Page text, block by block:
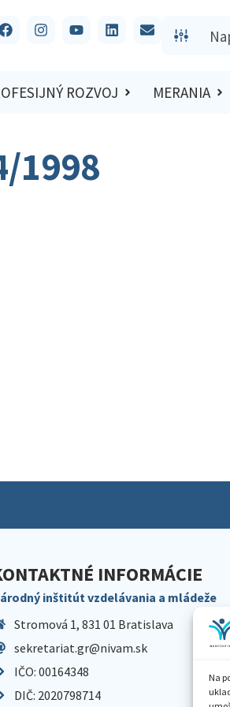
Na
ROZVOJ MERANIA
1998
INFORMÁCIE
inštitút vzdelávania a mládeže
Stromová 1, 831 01 Bratislava
sekretariat.gr@nivam.sk
IČO: 00164348
DIČ: 2020798714